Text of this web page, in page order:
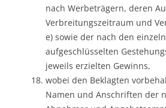
nach Werbeträgern, deren
Verbreitungszeitraum und
e) sowie der nach den
aufgeschlüsselten
jeweils erzielten Gewinns,
wobei den Beklagten
Namen und Anschriften der